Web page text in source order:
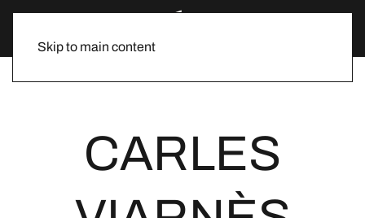
Skip to main content
CARLES